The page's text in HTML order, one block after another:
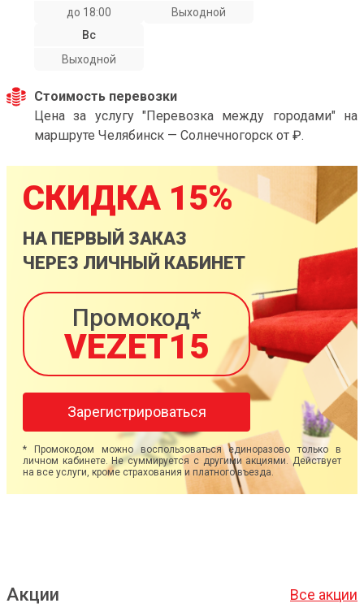
до 18:00
Выходной
Вс
Выходной
Стоимость перевозки
Цена за услугу "Перевозка между городами" на
маршруте Челябинск — Солнечногорск от ₽.
СКИДКА 15%
НА ПЕРВЫЙ ЗАКАЗ
ЧЕРЕЗ ЛИЧНЫЙ КАБИНЕТ
Промокод*
VEZET15
Зарегистрироваться
* Промокодом можно воспользоваться единоразово только в
личном кабинете. Не суммируется с другими акциями. Действует
на все услуги, кроме страхования и платного въезда.
Акции Все акции